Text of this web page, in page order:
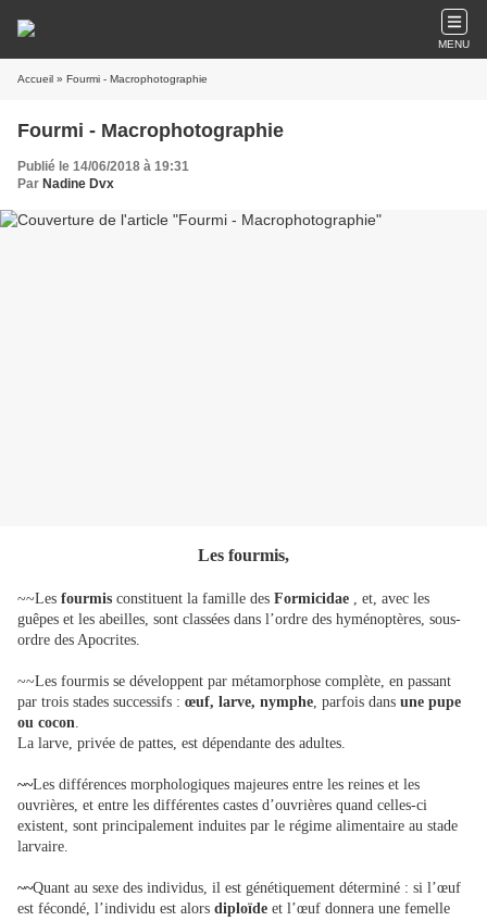
MENU
Accueil » Fourmi - Macrophotographie
Fourmi - Macrophotographie
Publié le 14/06/2018 à 19:31
Par Nadine Dvx
Les fourmis,
~~Les fourmis constituent la famille des Formicidae , et, avec les
guêpes et les abeilles, sont classées dans l’ordre des hyménoptères, sous-
ordre des Apocrites.
~~Les fourmis se développent par métamorphose complète, en passant
par trois stades successifs : œuf, larve, nymphe, parfois dans une pupe
ou cocon.
La larve, privée de pattes, est dépendante des adultes.
~~Les différences morphologiques majeures entre les reines et les
ouvrières, et entre les différentes castes d’ouvrières quand celles-ci
existent, sont principalement induites par le régime alimentaire au stade
larvaire.
~~Quant au sexe des individus, il est génétiquement déterminé : si l’œuf
est fécondé, l’individu est alors diploïde et l’œuf donnera une femelle